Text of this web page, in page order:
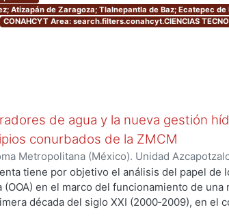
Atizapán de Zaragoza; Tlalnepantla de Baz; Ecatepec de
CONAHCYT Area: search.filters.conahcyt.CIENCIAS
de agua y la nueva gestión
conurbados de la ZMCM
Metropolitana (México). Unidad
,2010-01)ARMENDARIZ TORRES,
tiene por objetivo el análisis del papel de
(OOA) en el marco del funcionamiento de una
década del siglo XXI (2000‐2009), en el